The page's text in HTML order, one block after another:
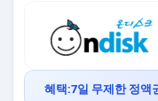
혜택:7일 무제한 정액